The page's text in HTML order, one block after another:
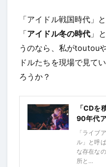
「アイドル戦国時代」
「アイドル冬の時代 」
うのなら、私がtoutou
ドルたちを現場で見て
ろうか？
「CDを
90年代
「ライブ
ル」と呼
な存在な
所と…